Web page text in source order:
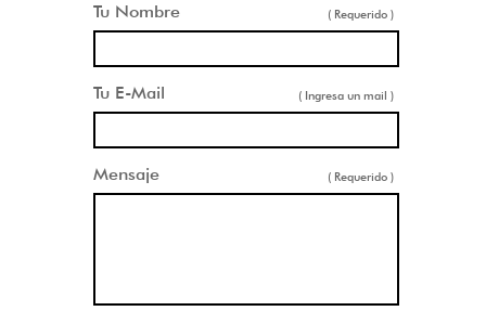
Tu Nombre ( Requerido )
Tu E-Mail ( Ingresa un mail )
Mensaje ( Requerido )